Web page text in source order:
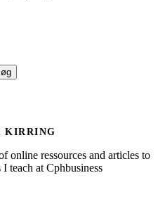
KIRRING
online ressources and articles to
teach at Cphbusiness